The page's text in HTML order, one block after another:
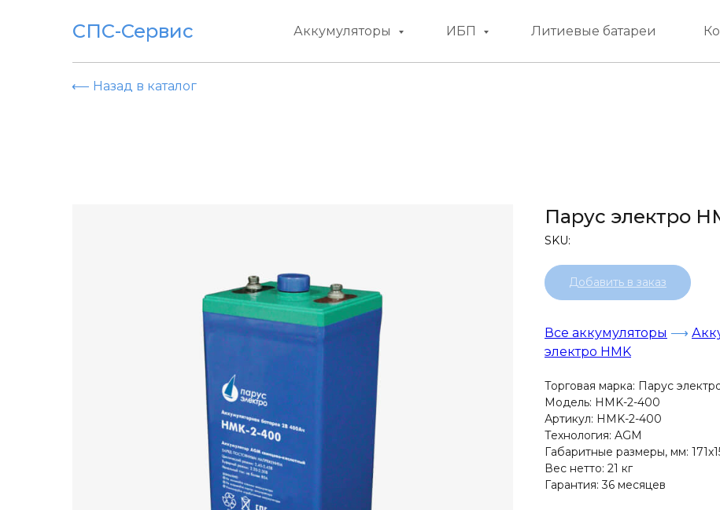
СПС-Сервис Аккумуляторы ИБП Литиевые батареи
⟵ Назад в каталог
Парус электро
SKU:
Добавить в заказ
Все аккумуляторы ⟶
электро HMK
Торговая марка: Парус
Модель: HMK-2-400
Артикул: HMK-2-400
Технология: AGM
Габаритные размеры, мм:
Вес нетто: 21 кг
Гарантия: 36 месяцев